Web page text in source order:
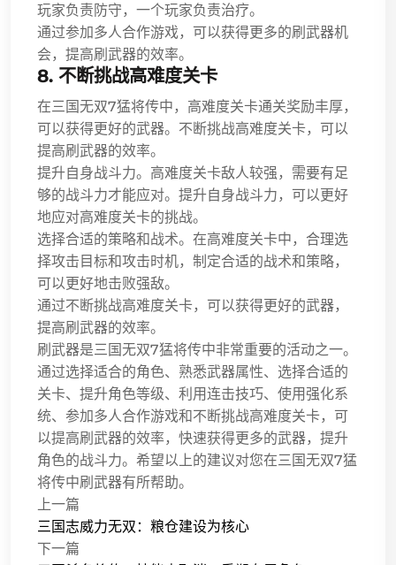
玩家负责防守，一个玩家负责治疗。
通过参加多人合作游戏，可以获得更多的刷武器机
会，提高刷武器的效率。
8. 不断挑战高难度关卡
在三国无双7猛将传中，高难度关卡通关奖励丰厚，
可以获得更好的武器。不断挑战高难度关卡，可以
提高刷武器的效率。
提升自身战斗力。高难度关卡敌人较强，需要有足
够的战斗力才能应对。提升自身战斗力，可以更好
地应对高难度关卡的挑战。
选择合适的策略和战术。在高难度关卡中，合理选
择攻击目标和攻击时机，制定合适的战术和策略，
可以更好地击败强敌。
通过不断挑战高难度关卡，可以获得更好的武器，
提高刷武器的效率。
刷武器是三国无双7猛将传中非常重要的活动之一。
通过选择适合的角色、熟悉武器属性、选择合适的
关卡、提升角色等级、利用连击技巧、使用强化系
统、参加多人合作游戏和不断挑战高难度关卡，可
以提高刷武器的效率，快速获得更多的武器，提升
角色的战斗力。希望以上的建议对您在三国无双7猛
将传中刷武器有所帮助。
上一篇
三国志威力无双：粮仓建设为核心
下一篇